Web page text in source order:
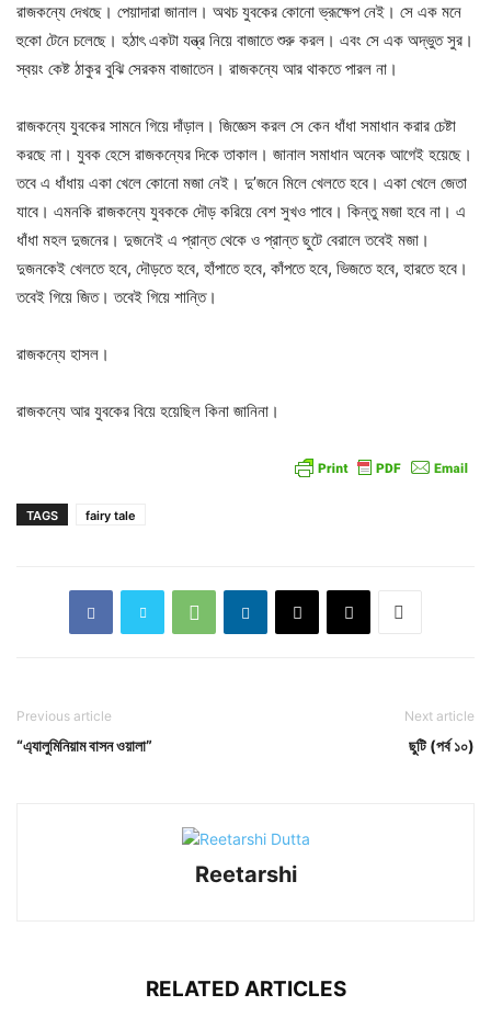
রাজকন্যে দেখছে। পেয়াদারা জানাল। অথচ যুবকের কোনো ভ্রূক্ষেপ নেই। সে এক মনে
হুকো টেনে চলেছে। হঠাৎ একটা যন্ত্র নিয়ে বাজাতে শুরু করল। এবং সে এক অদ্ভুত সুর।
স্বয়ং কেষ্ট ঠাকুর বুঝি সেরকম বাজাতেন। রাজকন্যে আর থাকতে পারল না।
রাজকন্যে যুবকের সামনে গিয়ে দাঁড়াল। জিজ্ঞেস করল সে কেন ধাঁধা সমাধান করার চেষ্টা
করছে না। যুবক হেসে রাজকন্যের দিকে তাকাল। জানাল সমাধান অনেক আগেই হয়েছে।
তবে এ ধাঁধায় একা খেলে কোনো মজা নেই। দু’জনে মিলে খেলতে হবে। একা খেলে জেতা
যাবে। এমনকি রাজকন্যে যুবককে দৌড় করিয়ে বেশ সুখও পাবে। কিন্তু মজা হবে না। এ
ধাঁধা মহল দুজনের। দুজনেই এ প্রান্ত থেকে ও প্রান্ত ছুটে বেরালে তবেই মজা।
দুজনকেই খেলতে হবে, দৌড়তে হবে, হাঁপাতে হবে, কাঁপতে হবে, ভিজতে হবে, হারতে হবে।
তবেই গিয়ে জিত। তবেই গিয়ে শান্তি।
রাজকন্যে হাসল।
রাজকন্যে আর যুবকের বিয়ে হয়েছিল কিনা জানিনা।
TAGS fairy tale
Previous article
“এ্যালুমিনিয়াম বাসন ওয়ালা”
Next article
ছুটি (পর্ব ১০)
Reetarshi
RELATED ARTICLES